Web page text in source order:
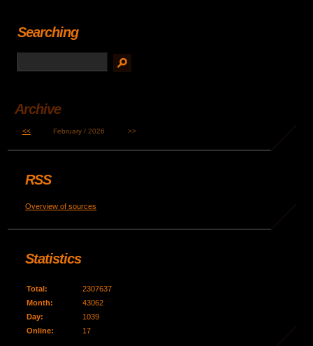
Searching
Archive
<< February / 2026 >>
RSS
Overview of sources
Statistics
Online: 17
Total:
2307637
Month:
43062
Day:
1039